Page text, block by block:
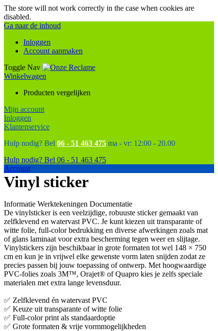
The store will not work correctly in the case when cookies are
disabled.
Ga naar de inhoud
Inloggen
Account aanmaken
Toggle Nav
Winkelwagen
Producten vergelijken
Mijn account
Inloggen
Klantenservice
Hulp nodig? Bel 06 - 51 463 475 ma - vr: 12:00 - 20.00
Hulp nodig? Bel 06 - 51 463 475
Account
Vinyl sticker
Informatie Werktekeningen Documentatie
De vinylsticker is een veelzijdige, robuuste sticker gemaakt van
zelfklevend en watervast PVC. Je kunt kiezen uit transparante of
witte folie, full-color bedrukking en diverse afwerkingen zoals mat
of glans laminaat voor extra bescherming tegen weer en slijtage.
Vinylstickers zijn beschikbaar in grote formaten tot wel 148 × 750
cm en kun je in vrijwel elke gewenste vorm laten snijden zodat ze
precies passen bij jouw toepassing of ontwerp. Met hoogwaardige
PVC-folies zoals 3M™, Orajet® of Quapro kies je zelfs speciale
materialen met extra lange levensduur.
✅ Zelfklevend én watervast PVC
✅ Keuze uit transparante of witte folie
✅ Full-color print als standaardoptie
✅ Grote formaten & vrije vormmogelijkheden